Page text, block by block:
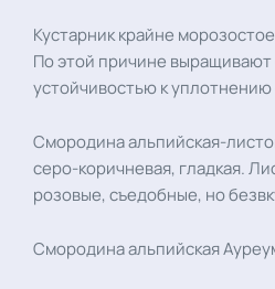
Кустарник крайне
По этой причине выращивают
устойчивостью к
Смородина альпийская-
серо-коричневая, гладкая.
розовые, съедобные, но
Смородина альпийская